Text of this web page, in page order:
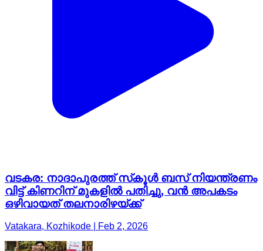
വടകര: നാദാപുരത്ത് സ്‌കൂൾ ബസ് നിയന്ത്രണം
വിട്ട് കിണറിന് മുകളിൽ പതിച്ചു, വൻ അപകടം
ഒഴിവായത് തലനാരിഴയ്ക്ക്
Vatakara, Kozhikode | Feb 2, 2026